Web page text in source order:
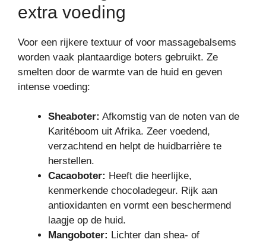
extra voeding
Voor een rijkere textuur of voor massagebalsems
worden vaak plantaardige boters gebruikt. Ze
smelten door de warmte van de huid en geven
intense voeding:
Sheaboter: Afkomstig van de noten van de
Karitéboom uit Afrika. Zeer voedend,
verzachtend en helpt de huidbarrière te
herstellen.
Cacaoboter: Heeft die heerlijke,
kenmerkende chocoladegeur. Rijk aan
antioxidanten en vormt een beschermend
laagje op de huid.
Mangoboter: Lichter dan shea- of